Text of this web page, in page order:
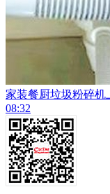
家装餐厨垃圾粉碎机
08:32